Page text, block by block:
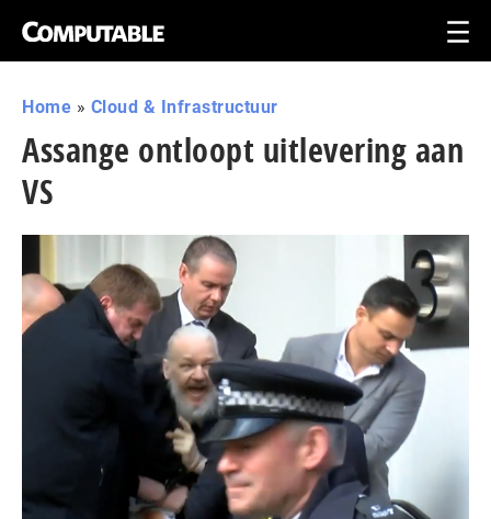
Home » Cloud & Infrastructuur
Assange ontloopt uitlevering aan
VS